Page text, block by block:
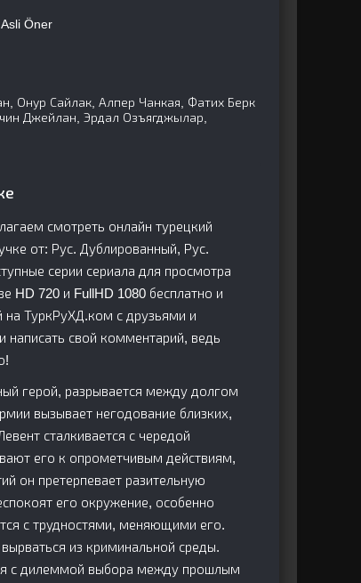
Öner
Онур Сайлак, Алпер Чанкая, Фатих Берк
Джейлан, Эрдал Озъягджылар,
смотреть онлайн турецкий
от: Рус. Дублированный, Рус.
серии сериала для просмотра
HD 720 и FullHD 1080 бесплатно и
на ТуркРуХД.ком с друзьями и
написать свой комментарий, ведь
герой, разрывается между долгом
вызывает негодование близких,
сталкивается с чередой
его к опрометчивым действиям,
он претерпевает разительную
его окружение, особенно
с трудностями, меняющими его.
из криминальной среды.
с дилеммой выбора между прошлым